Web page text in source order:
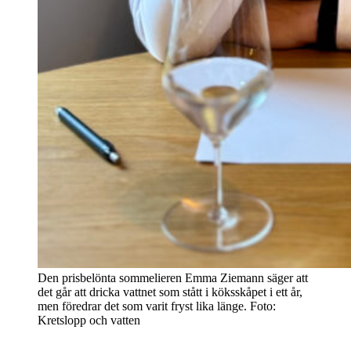
Den prisbelönta sommelieren Emma Ziemann säger att
det går att dricka vattnet som stått i köksskåpet i ett år,
men föredrar det som varit fryst lika länge. Foto:
Kretslopp och vatten